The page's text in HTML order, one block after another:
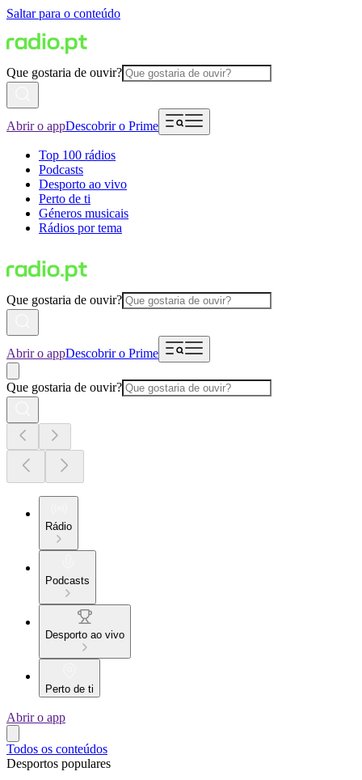
Saltar para o conteúdo
Que gostaria de ouvir?
Abrir o appDescobrir o Prime
Top 100 rádios
Podcasts
Desporto ao vivo
Perto de ti
Géneros musicais
Rádios por tema
Que gostaria de ouvir?
Abrir o appDescobrir o Prime
Que gostaria de ouvir?
Rádio
Podcasts
Desporto ao vivo
Perto de ti
Abrir o app
Todos os conteúdos
Desportos populares